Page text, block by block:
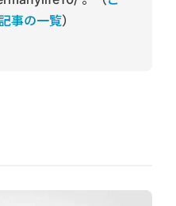
事の一覧）